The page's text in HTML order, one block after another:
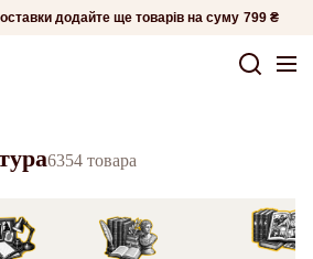
додайте ще товарів на суму 799 ₴
6354 товара